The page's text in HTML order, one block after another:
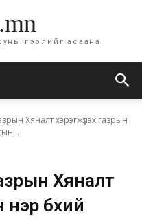
гэрлийг асаана
Хяналт хэрэгжүүлэх газрын
Хяналт
нэр бүхий